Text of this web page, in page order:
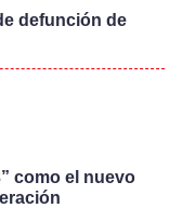
defunción de
como el nuevo